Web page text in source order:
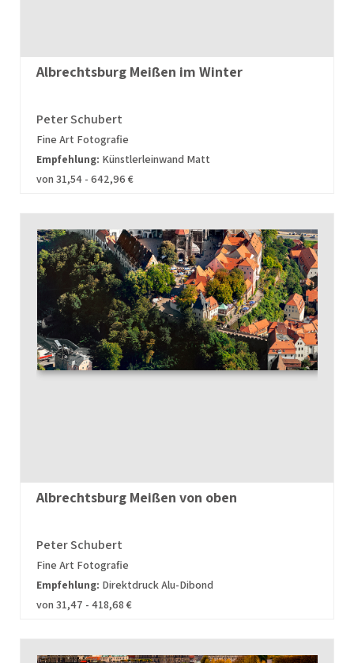
Albrechtsburg Meißen im Winter
Peter Schubert
Fine Art Fotografie
Empfehlung: Künstlerleinwand Matt
von 31,54 - 642,96 €
Albrechtsburg Meißen von oben
Peter Schubert
Fine Art Fotografie
Empfehlung: Direktdruck Alu-Dibond
von 31,47 - 418,68 €